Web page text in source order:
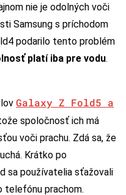
nie je odolných voči
Samsung s príchodom
podarilo tento problém
platí iba pre vodu.
Galaxy Z Fold5 a
spoločnosť ich má
voči prachu. Zdá sa, že
Krátko po
sa používatelia sťažovali
telefónu prachom.